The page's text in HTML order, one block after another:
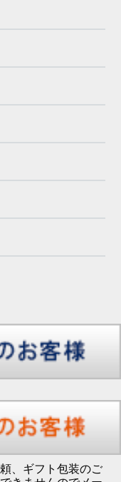
、ギフト包装のご